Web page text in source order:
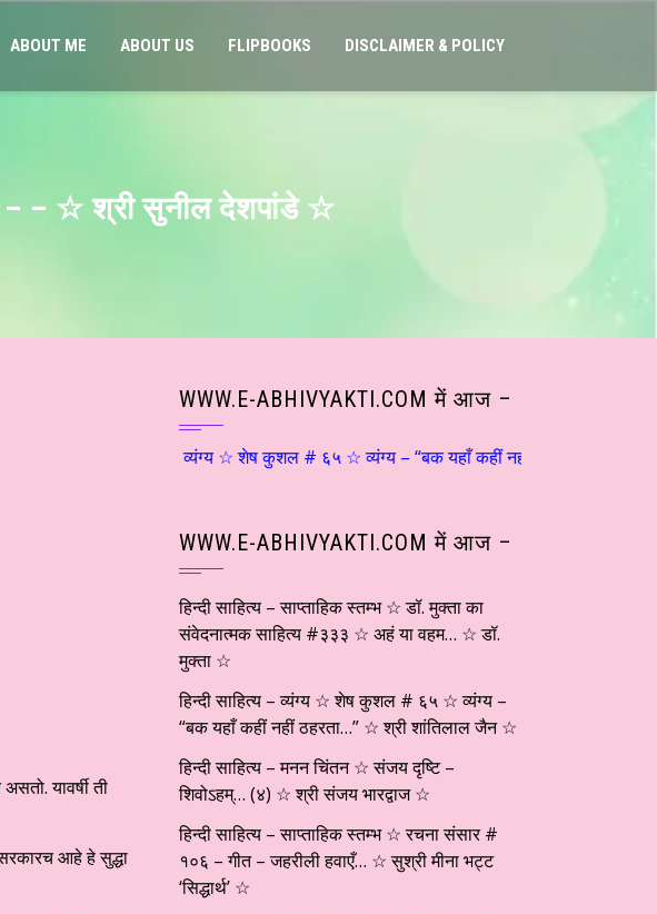
ABOUT ME ABOUT US FLIPBOOKS DISCLAIMER & POLICY
– – ☆ श्री सुनील देशपांडे ☆
यावर्षी ती
आहे हे सुद्धा
WWW.E-ABHIVYAKTI.COM में आज –
हिन्दी साहित्य – व्यंग्य ☆ शेष कुशल # ६५ ☆ व्यंग्य – “बक यहाँ कहीं नहीं ठहरता…” ☆ श्री
WWW.E-ABHIVYAKTI.COM में आज –
हिन्दी साहित्य – साप्ताहिक स्तम्भ ☆ डॉ. मुक्ता का
संवेदनात्मक साहित्य #३३३ ☆ अहं या वहम… ☆ डॉ.
मुक्ता ☆
हिन्दी साहित्य – व्यंग्य ☆ शेष कुशल # ६५ ☆ व्यंग्य –
“बक यहाँ कहीं नहीं ठहरता…” ☆ श्री शांतिलाल जैन ☆
हिन्दी साहित्य – मनन चिंतन ☆ संजय दृष्टि –
शिवोऽहम्… (४) ☆ श्री संजय भारद्वाज ☆
हिन्दी साहित्य – साप्ताहिक स्तम्भ ☆ रचना संसार #
१०६ – गीत – जहरीली हवाएँ… ☆ सुश्री मीना भट्ट
‘सिद्धार्थ’ ☆